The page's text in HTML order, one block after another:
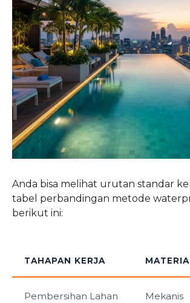
Anda bisa melihat urutan standar
tabel perbandingan metode
berikut ini:
TAHAPAN KERJA
Pembersihan Lahan Mekanis